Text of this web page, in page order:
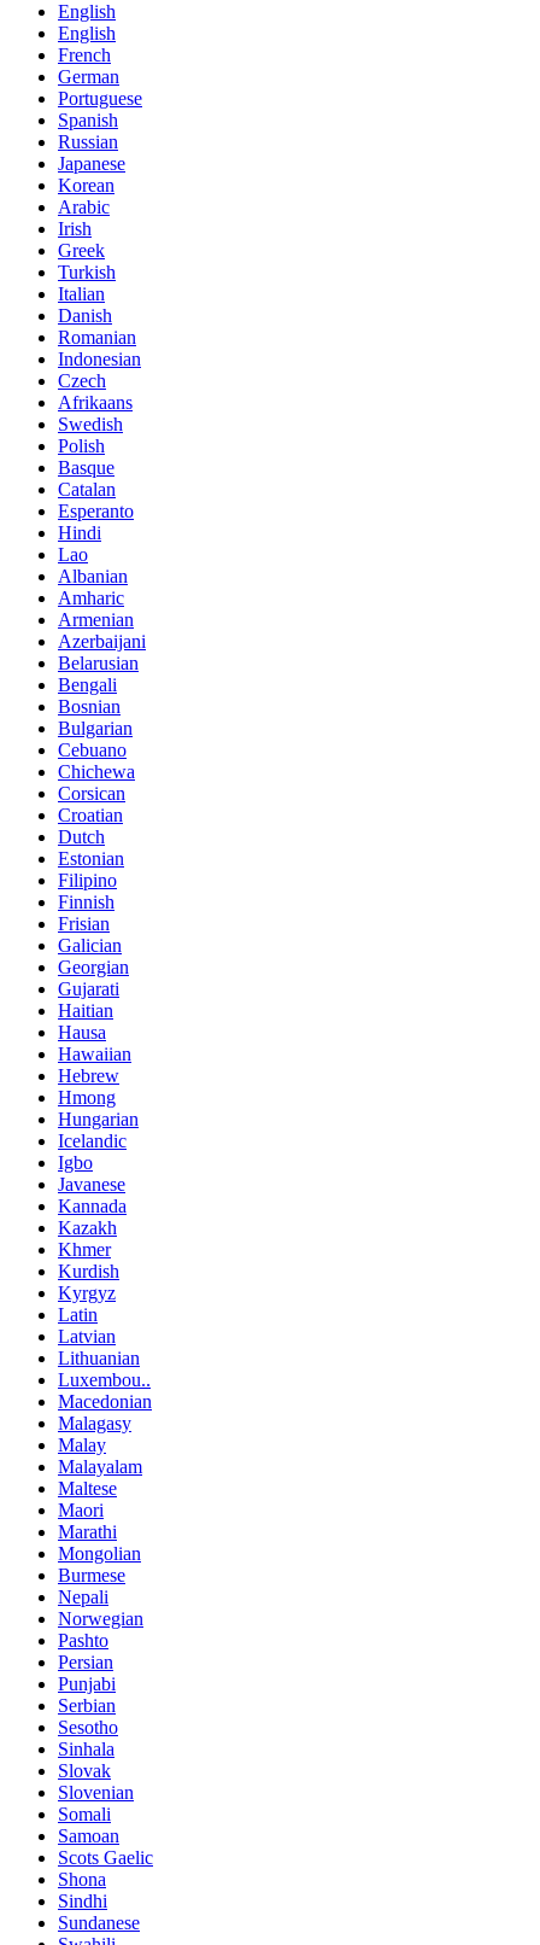
English
English
French
German
Portuguese
Spanish
Russian
Japanese
Korean
Arabic
Irish
Greek
Turkish
Italian
Danish
Romanian
Indonesian
Czech
Afrikaans
Swedish
Polish
Basque
Catalan
Esperanto
Hindi
Lao
Albanian
Amharic
Armenian
Azerbaijani
Belarusian
Bengali
Bosnian
Bulgarian
Cebuano
Chichewa
Corsican
Croatian
Dutch
Estonian
Filipino
Finnish
Frisian
Galician
Georgian
Gujarati
Haitian
Hausa
Hawaiian
Hebrew
Hmong
Hungarian
Icelandic
Igbo
Javanese
Kannada
Kazakh
Khmer
Kurdish
Kyrgyz
Latin
Latvian
Lithuanian
Luxembou..
Macedonian
Malagasy
Malay
Malayalam
Maltese
Maori
Marathi
Mongolian
Burmese
Nepali
Norwegian
Pashto
Persian
Punjabi
Serbian
Sesotho
Sinhala
Slovak
Slovenian
Somali
Samoan
Scots Gaelic
Shona
Sindhi
Sundanese